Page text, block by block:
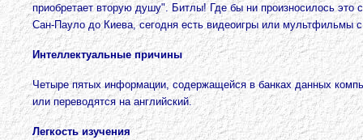
приобретает вторую душу". Битлы! Где бы ни произносилось
Сан-Пауло до Киева, сегодня есть видеоигры или мультфильмы с
Интеллектуальные причины
Четыре пятых информации, содержащейся в банках данных
или переводятся на английский.
Легкость изучения